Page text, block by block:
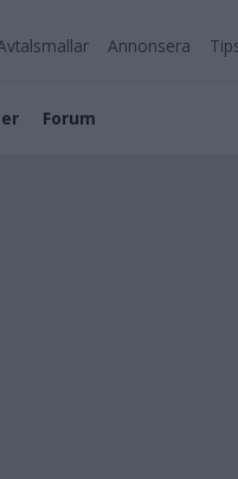
Annonsera
Forum